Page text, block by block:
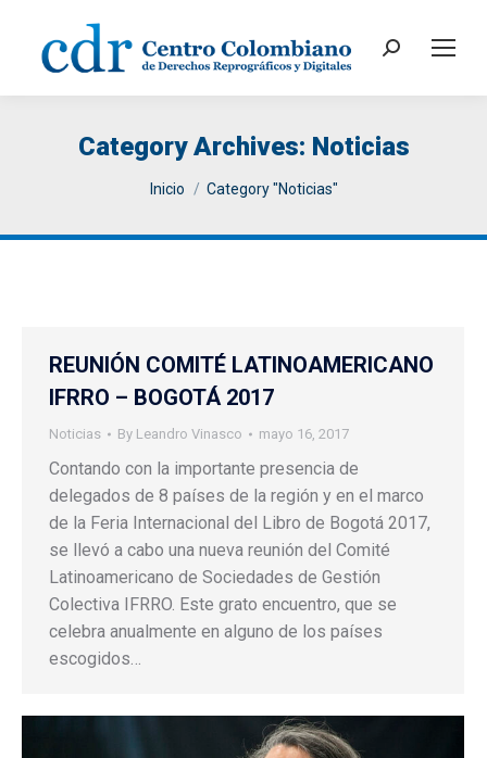
Search:
Category Archives: Noticias
You are here:
Inicio Category "Noticias"
REUNIÓN COMITÉ LATINOAMERICANO
IFRRO – BOGOTÁ 2017
Noticias By Leandro Vinasco mayo 16, 2017
Contando con la importante presencia de
delegados de 8 países de la región y en el marco
de la Feria Internacional del Libro de Bogotá 2017,
se llevó a cabo una nueva reunión del Comité
Latinoamericano de Sociedades de Gestión
Colectiva IFRRO. Este grato encuentro, que se
celebra anualmente en alguno de los países
escogidos…